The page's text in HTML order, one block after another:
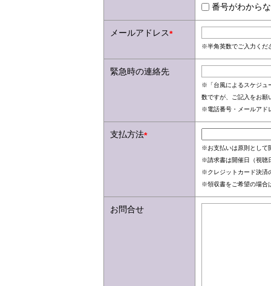
番号がわから
メールアドレス*
※半角英数でご入力くだ
緊急時の連絡先
※「台風によるスケジュ
数ですが、ご記入をお願
※電話番号・メールアド
支払方法*
※お支払いは原則として
※請求書は開催日（視聴
※クレジットカード決済
※領収書をご希望の場合
お問合せ